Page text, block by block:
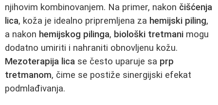
njihovim kombinovanjem. Na primer, nakon čišćenja
lica, koža je idealno pripremljena za hemijski piling,
a nakon hemijskog pilinga, biološki tretmani mogu
dodatno umiriti i nahraniti obnovljenu kožu.
Mezoterapija lica se često uparuje sa prp
tretmanom, čime se postiže sinergijski efekat
podmlađivanja.